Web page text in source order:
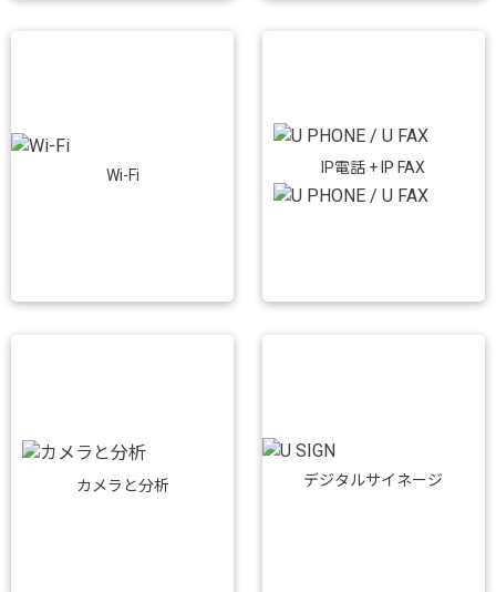
Wi-Fi IP電話 + IP FAX
カメラと分析 デジタルサイネージ